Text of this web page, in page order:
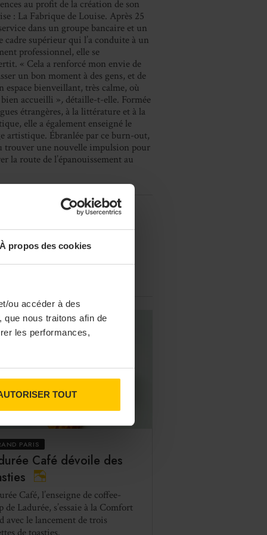
À propos des cookies
ou accéder à des
nous traitons afin de
les performances,
TOUT
au profit de la création de son
: La Fabrique de Louise. Après 25
dans un groupe bancaire et un
cadre supérieur qui l’a conduite à un
professionnel, elle se
« Cela a renforcé mon envie de
un bon moment à des gens, et de
espace bienveillant, très calme, où
bien accueilli », détaille-t-elle. Formée
étrangères, à la littérature et à la
elle a également enseigné le
artistique. Ébranlée par ce burn-out,
trouver une nouvelle impulsion pour
la route de l’épanouissement au
PARIS
Café dévoile des
Café, l’enseigne de coffee-
de Ladurée, s’essaie à la Comfort
avec le lancement de trois